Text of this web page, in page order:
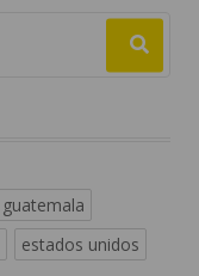
guatemala
estados unidos